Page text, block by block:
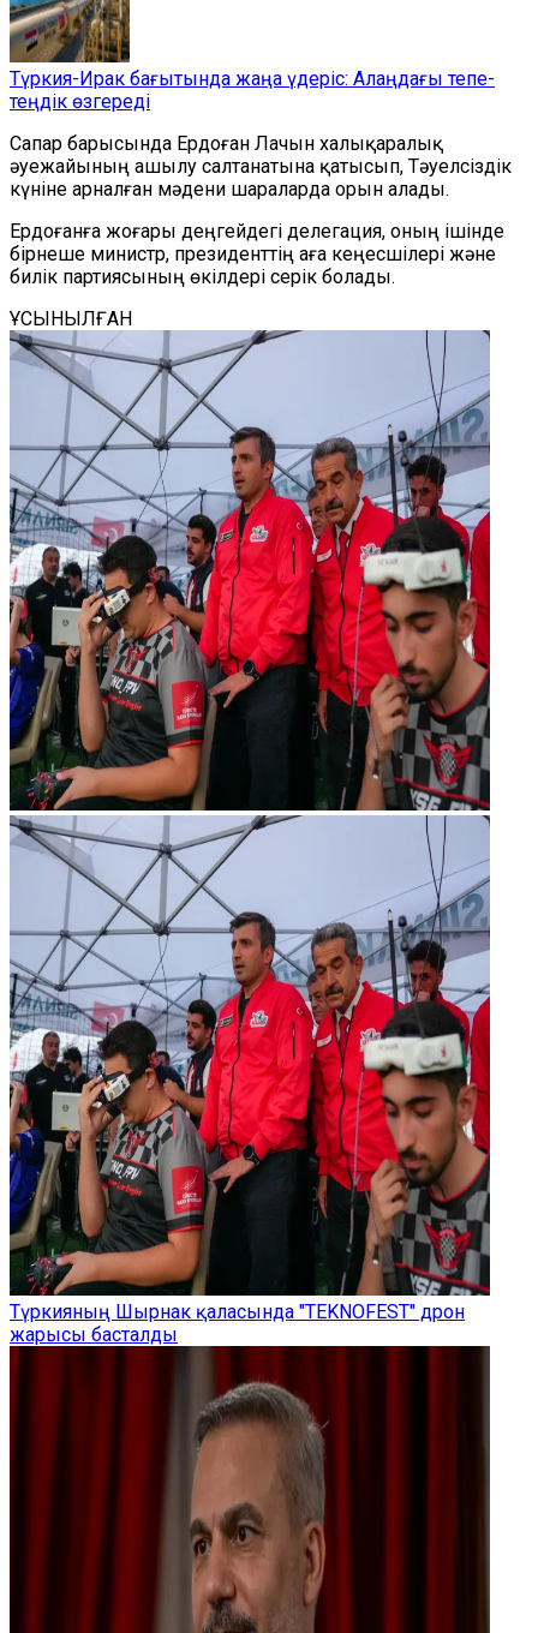
Түркия-Ирак бағытында жаңа үдеріс: Алаңдағы тепе-
теңдік өзгереді
Сапар барысында Ердоған Лачын халықаралық
әуежайының ашылу салтанатына қатысып, Тәуелсіздік
күніне арналған мәдени шараларда орын алады.
Ердоғанға жоғары деңгейдегі делегация, оның ішінде
бірнеше министр, президенттің аға кеңесшілері және
билік партиясының өкілдері серік болады.
ҰСЫНЫЛҒАН
Түркияның Шырнак қаласында "TEKNOFEST" дрон
жарысы басталды